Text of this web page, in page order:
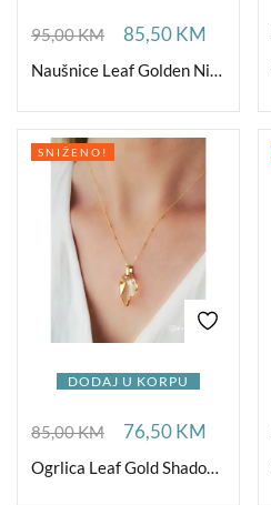
95,00KM 85,50KM
Naušnice Leaf Golden Night
DODAJ U KORPU
SNIŽENO!
85,00KM 76,50KM
Ogrlica Leaf Gold Shadow Ag